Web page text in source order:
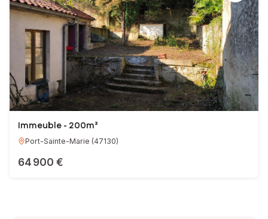
Immeuble - 200m²
Port-Sainte-Marie (47130)
64 900 €